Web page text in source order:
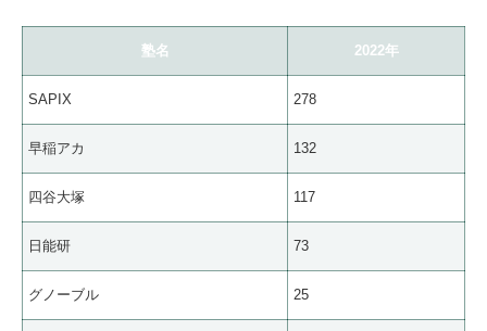
塾名 2022年
SAPIX 278
早稲アカ 132
四谷大塚 117
日能研 73
グノーブル 25